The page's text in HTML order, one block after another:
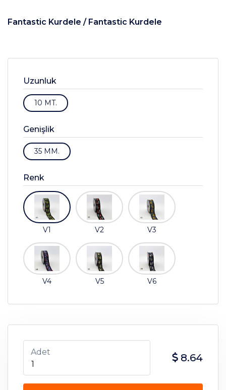
Fantastic Kurdele / Fantastic Kurdele
Uzunluk
10 MT.
Genişlik
35 MM.
Renk
V1 V2 V3
V4 V5 V6
Adet 8.64